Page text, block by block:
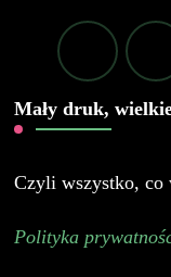
Mały druk,
Czyli wszystko, co
Polityka